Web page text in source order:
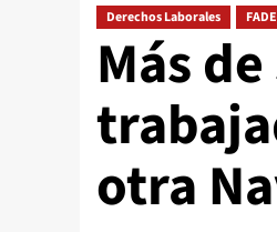
Derechos Laborales
Más
otra